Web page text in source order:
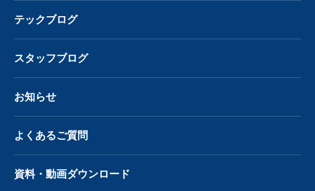
テックブログ
スタッフブログ
お知らせ
よくあるご質問
資料・動画ダウンロード